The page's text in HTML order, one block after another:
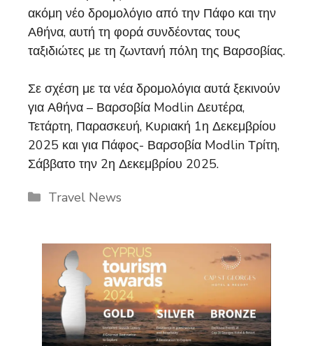
ακόμη νέο δρομολόγιο από την Πάφο και την
Αθήνα, αυτή τη φορά συνδέοντας τους
ταξιδιώτες με τη ζωντανή πόλη της Βαρσοβίας.
Σε σχέση με τα νέα δρομολόγια αυτά ξεκινούν
για Αθήνα – Βαρσοβία Modlin Δευτέρα,
Τετάρτη, Παρασκευή, Κυριακή 1η Δεκεμβρίου
2025 και για Πάφος- Βαρσοβία Modlin Τρίτη,
Σάββατο την 2η Δεκεμβρίου 2025.
Categories
Travel News